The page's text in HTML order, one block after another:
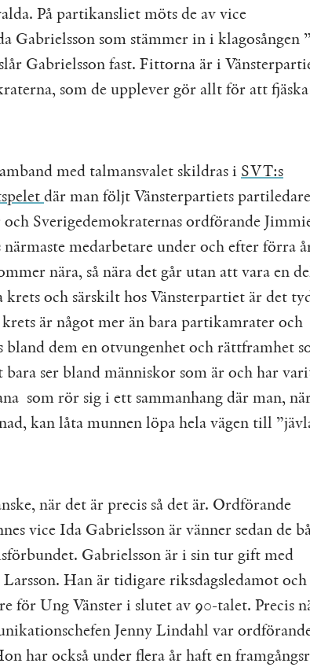
På partikansliet möts de av vice
Gabrielsson som stämmer in i klagosången
Gabrielsson fast. Fittorna är i
som de upplever gör allt för att
med talmansvalet skildras i SVT:s
där man följt Vänsterpartiets partiledare
Sverigedemokraternas ordförande
närmaste medarbetare under och efter förra
nära, så nära det går utan att vara en
krets och särskilt hos Vänsterpartiet är det
är något mer än bara partikamrater och
dem en otvungenhet och rättframhet
ser bland människor som är och har
som rör sig i ett sammanhang där man,
kan låta munnen löpa hela vägen till
när det är precis så det är. Ordförande
vice Ida Gabrielsson är vänner sedan de
Gabrielsson är i sin tur gift med
Han är tidigare riksdagsledamot
för Ung Vänster i slutet av 90-talet. Precis
Jenny Lindahl var
har också under flera år haft en